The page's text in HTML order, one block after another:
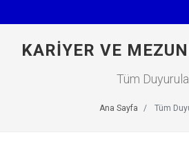
KARIYER VE
Tüm
Ana Sayfa Tüm